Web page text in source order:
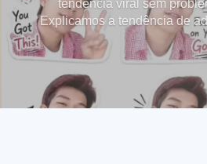
IA em
tendência viral sem
Explicamos a tendência de
você: nossa ferramenta
fotos de adesivos da moda e
faciais personalizadas
Aproveitando a magia dos
tecnologia ChatGPT, você